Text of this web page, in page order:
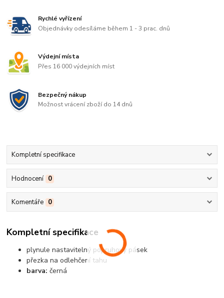
Rychlé vyřízení
Objednávky odesíláme během 1 - 3 prac. dnů
Výdejní místa
Přes 16 000 výdejních míst
Bezpečný nákup
Možnost vrácení zboží do 14 dnů
Kompletní specifikace
Hodnocení 0
Komentáře 0
Kompletní specifikace
plynule nastavitelný popruhový pásek
přezka na odlehčení tahu
barva: černá